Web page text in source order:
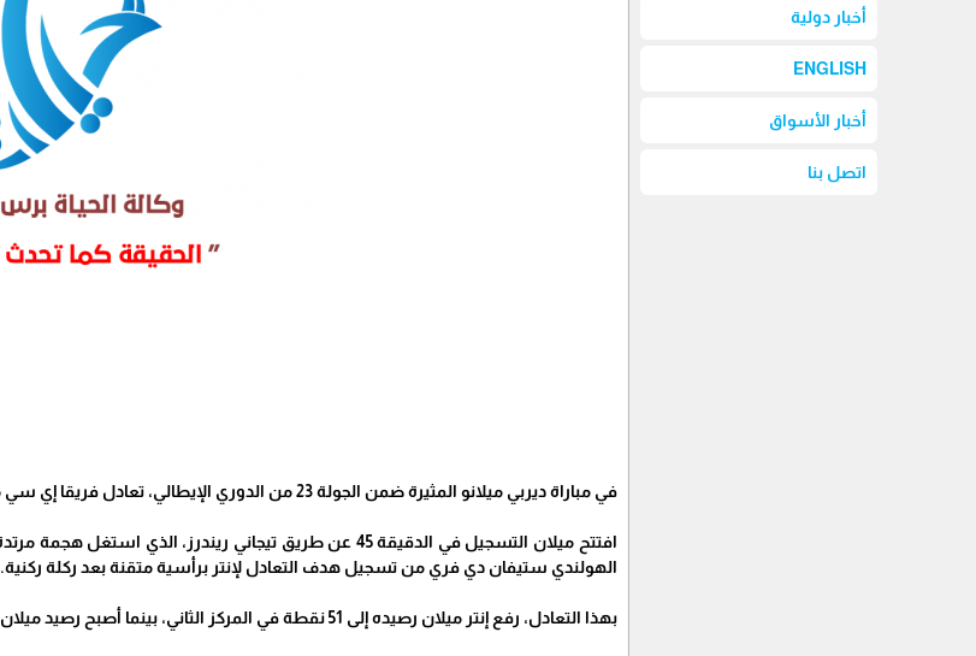
أخبار دولية
ENGLISH
أخبار الأسواق
اتصل بنا
في مباراة ديربي ميلانو المثيرة ضمن الجولة 23 من الدوري الإيطالي، تعادل فريقا إي سي ميلان وإنتر ميلان بنتيجة 1-1، في اللقاء الذي أُقيم على ملعب سان سيرو.
الهولندي ستيفان دي فري من تسجيل هدف التعادل لإنتر برأسية متقنة بعد ركلة ركنية.
بهذا التعادل، رفع إنتر ميلان رصيده إلى 51 نقطة في المركز الثاني، بينما أصبح رصيد ميلان 35 نقطة في المركز الثامن.